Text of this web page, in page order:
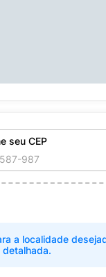
seu CEP
a localidade